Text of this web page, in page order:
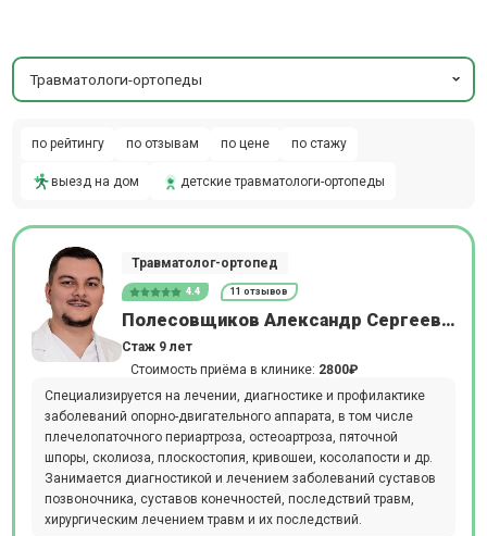
Травматологи-ортопеды
по рейтингу по отзывам по цене по стажу
выезд на дом детские травматологи-ортопеды
Травматолог-ортопед
4.4 11 отзывов
Полесовщиков Александр Сергеевич
Стаж 9 лет
Стоимость приёма в клинике: 2800₽
Специализируется на лечении, диагностике и профилактике
заболеваний опорно-двигательного аппарата, в том числе
плечелопаточного периартроза, остеоартроза, пяточной
шпоры, сколиоза, плоскостопия, кривошеи, косолапости и др.
Занимается диагностикой и лечением заболеваний суставов
позвоночника, суставов конечностей, последствий травм,
хирургическим лечением травм и их последствий.